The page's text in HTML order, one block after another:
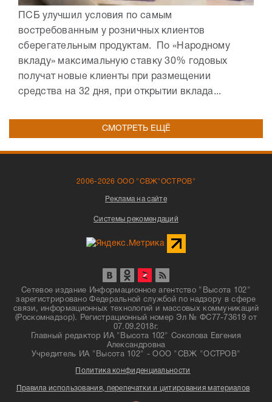
ПСБ улучшил условия по самым
востребованным у розничных клиентов
сберегательным продуктам. По «Народному
вкладу» максимальную ставку 30% годовых
получат новые клиенты при размещении
средства на 32 дня, при открытии вклада...
СМОТРЕТЬ ЕЩЁ
2006-2026 ООО "СВЖ"ОСТРОВ"
Реклама на сайте
Системы рекомендаций
Сетевое издание Информационное агентство "Высота 102"
зарегистрировано Федеральной службой по надзору в сфере
связи, информационных технологий и массовых коммуникаций
(Роскомнадзор). Регистрационный номер Эл № ФС77-73619 от
07.09.2018г.
Главный редактор ИА "Высота 102" Соколова Евгения
Александровна
Учредитель ИА "Высота 102" - ООО "СВЖ "ОСТРОВ"
Политика конфиденциальности
Правила использования, перепечатки и цитирования материалов